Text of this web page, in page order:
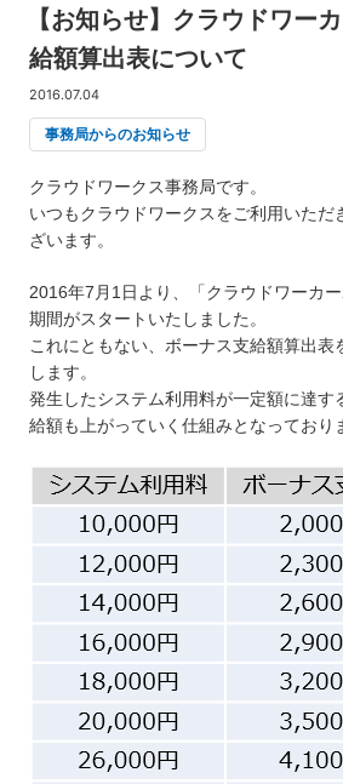
【お知らせ】クラウドワー
給額算出表について
2016.07.04
事務局からのお知らせ
クラウドワークス事務局です。
いつもクラウドワークスをご利用いただ
ざいます。
2016年7月1日より、「クラウドワーカ
期間がスタートいたしました。
これにともない、ボーナス支給額算出表
します。
発生したシステム利用料が一定額に達す
給額も上がっていく仕組みとなっており